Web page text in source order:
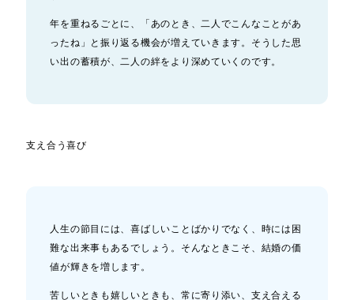
年を重ねるごとに、「あのとき、二人でこんなことがあ
ったね」と振り返る機会が増えていきます。そうした思
い出の蓄積が、二人の絆をより深めていくのです。
支え合う喜び
人生の節目には、喜ばしいことばかりでなく、時には困
難な出来事もあるでしょう。そんなときこそ、結婚の価
値が輝きを増します。
苦しいときも嬉しいときも、常に寄り添い、支え合える